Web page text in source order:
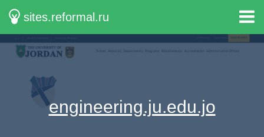
sites.reformal.ru
engineering.ju.edu.jo